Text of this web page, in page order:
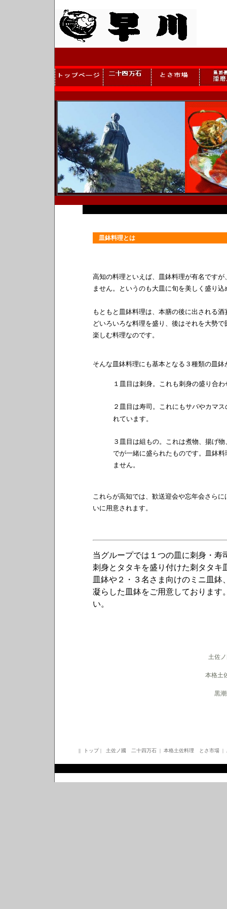
皿鉢料理とは
高知の料理といえば、皿鉢料理が有名です
ません。というのも大皿に旬を美しく盛り込
もともと皿鉢料理は、本膳の後に出される
どいろいろな料理を盛り、後はそれを大勢
楽しむ料理なのです。
そんな皿鉢料理にも基本となる３種類の皿鉢
１皿目は刺身。これも刺身の盛り合
２皿目は寿司。これにもサバやカマ
れています。
３皿目は組もの。これは煮物、揚げ
でが一緒に盛られたものです。皿鉢
ません。
これらが高知では、歓送迎会や忘年会さら
いに用意されます。
当グループでは１つの皿に刺身・寿
刺身とタタキを盛り付けた刺タタキ
皿鉢や２・３名さま向けのミニ皿
凝らした皿鉢をご用意しております
い。
土佐
本格土
黒
|| トップ | 土佐ノ國 二十四万石 | 本格土佐料理 とさ市場 |